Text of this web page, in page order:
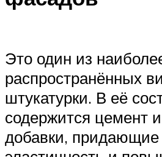
Это один из
распространённых
штукатурки. В её
содержится цемент
добавки, придающие